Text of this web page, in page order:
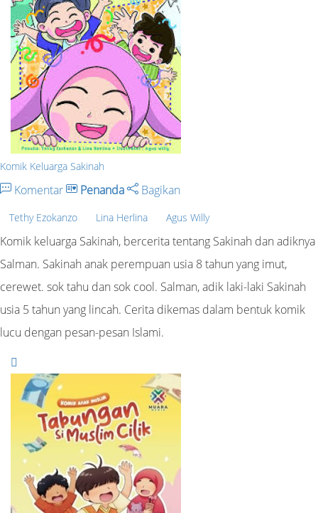
Komik Keluarga Sakinah
Komentar Penanda Bagikan
Tethy Ezokanzo Lina Herlina Agus Willy
Komik keluarga Sakinah, bercerita tentang Sakinah dan adiknya
Salman. Sakinah anak perempuan usia 8 tahun yang imut,
cerewet. sok tahu dan sok cool. Salman, adik laki-laki Sakinah
usia 5 tahun yang lincah. Cerita dikemas dalam bentuk komik
lucu dengan pesan-pesan Islami.